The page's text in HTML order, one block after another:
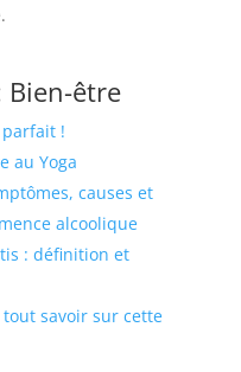
être
!
au Yoga
causes et
alcoolique
: définition et
tout savoir sur cette